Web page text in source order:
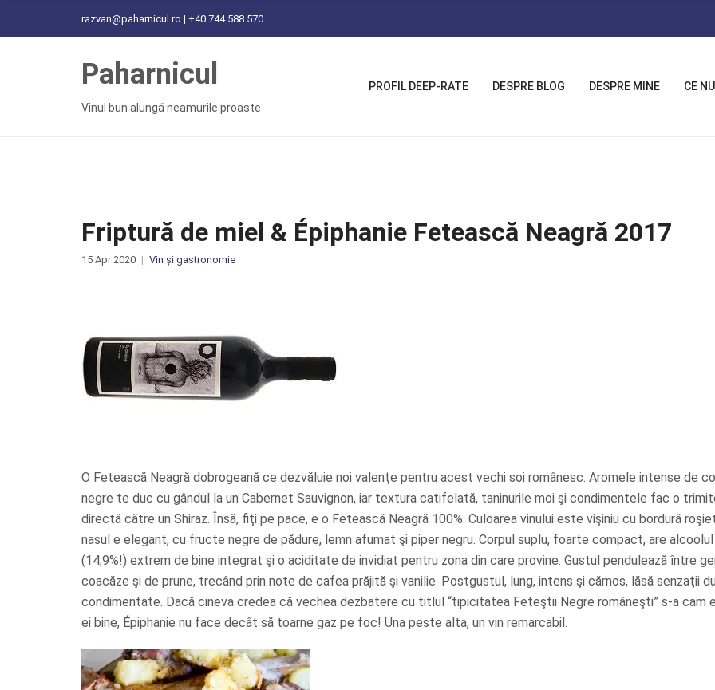
razvan@paharnicul.ro | +40 744 588 570
Paharnicul
Vinul bun alungă neamurile proaste
PROFIL DEEP-RATE DESPRE BLOG DESPRE MINE CE
Friptură de miel & Épiphanie Fetească Neagră 2017
15 Apr 2020 Vin și gastronomie
O Fetească Neagră dobrogeană ce dezvăluie noi valenţe pentru acest vechi soi românesc. Aromele intense de
negre te duc cu gândul la un Cabernet Sauvignon, iar textura catifelată, taninurile moi şi condimentele fac o
directă către un Shiraz. Însă, fiţi pe pace, e o Fetească Neagră 100%. Culoarea vinului este vişiniu cu bordură
nasul e elegant, cu fructe negre de pădure, lemn afumat şi piper negru. Corpul suplu, foarte compact, are alcoolul
(14,9%!) extrem de bine integrat şi o aciditate de invidiat pentru zona din care provine. Gustul pendulează între
coacăze şi de prune, trecând prin note de cafea prăjită şi vanilie. Postgustul, lung, intens şi cărnos, lăsă senzaţii
condimentate. Dacă cineva credea că vechea dezbatere cu titlul “tipicitatea Feteştii Negre româneşti” s-a cam
ei bine, Épiphanie nu face decât să toarne gaz pe foc! Una peste alta, un vin remarcabil.